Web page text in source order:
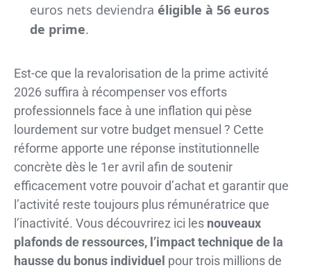
euros nets deviendra éligible à 56 euros
de prime.
Est-ce que la revalorisation de la prime activité
2026 suffira à récompenser vos efforts
professionnels face à une inflation qui pèse
lourdement sur votre budget mensuel ? Cette
réforme apporte une réponse institutionnelle
concrète dès le 1er avril afin de soutenir
efficacement votre pouvoir d’achat et garantir que
l’activité reste toujours plus rémunératrice que
l’inactivité. Vous découvrirez ici les nouveaux
plafonds de ressources, l’impact technique de la
hausse du bonus individuel pour trois millions de